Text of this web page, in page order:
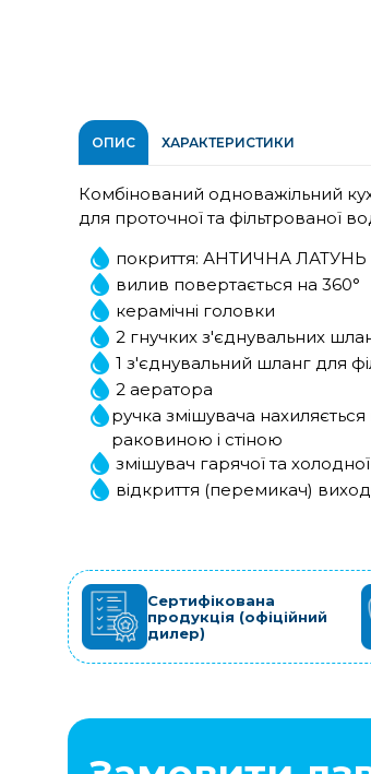
ОПИС ХАРАКТЕРИСТИКИ
Комбінований одноважільний
для проточної та фільтрованої
покриття: АНТИЧНА ЛАТУНЬ
вилив повертається на 360°
керамічні головки
2 гнучких з'єднувальних
1 з'єднувальний шланг для
2 аератора
ручка змішувача
раковиною і стіною
змішувач гарячої та
відкриття (перемикач)
Сертифікована
продукція (офіційний
дилер)